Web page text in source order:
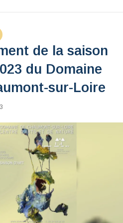
de la saison
du Domaine
sur-Loire